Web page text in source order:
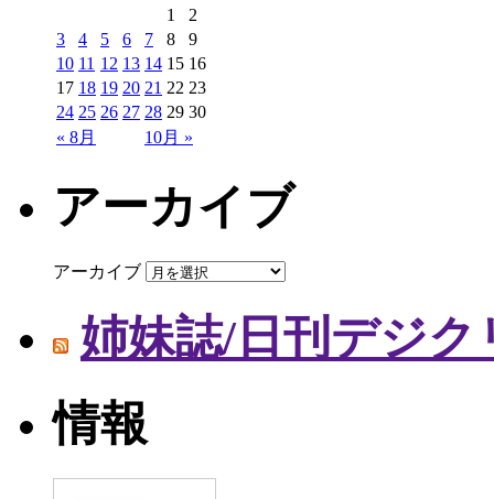
« 8月 10月 »
1
2
3
4 5 6 7 8
9
10 11 12 13 14 15 16
17 18 19 20 21 22 23
24 25 26 27 28 29 30
アーカイブ
アーカイブ
姉妹誌/日刊デジク
情報